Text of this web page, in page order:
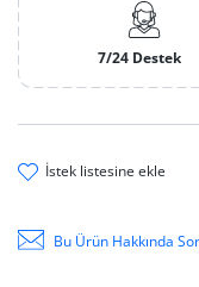
7/24 Destek
i̇stek li̇stesi̇ne ekle
Bu Ürün Hakkında